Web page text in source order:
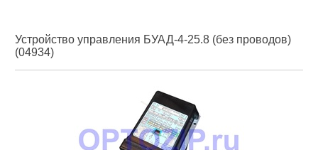
Устройство управления БУАД-4-25.8 (без проводов)
(04934)